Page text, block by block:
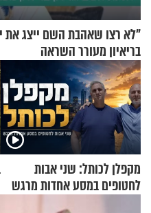
"לא רצו שאהבת השם ייצג את
בריאיון מעורר השראה
מקפלן לכותל: שני אבות
לחטופים במסע אחדות מרגש